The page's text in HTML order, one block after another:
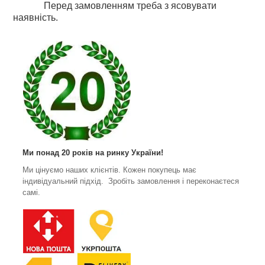
Перед замовленням треба з ясовувати
наявність.
Ми понад 20 років на ринку України!
Ми цінуємо наших клієнтів. Кожен покупець має
індивідуальний підхід. Зробіть замовлення і переконаєтеся
самі.